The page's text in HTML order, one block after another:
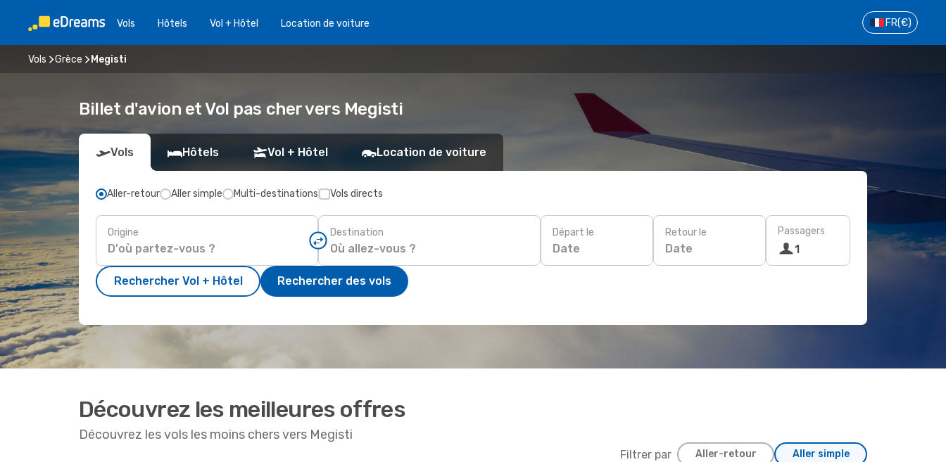
Vols Hôtels Vol + Hôtel Location de voiture FR(€)
Vols Grèce Megisti
Billet d'avion et Vol pas cher vers Megisti
Vols Hôtels Vol + Hôtel Location de voiture
Aller-retour Aller simple Multi-destinations Vols directs
Origine Destination Départ le
Date
Retour le
Date
Passagers
1
Rechercher Vol + Hôtel Rechercher des vols
Découvrez les meilleures offres
Découvrez les vols les moins chers vers Megisti
Filtrer par Aller-retour Aller simple